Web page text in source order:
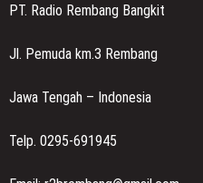
PT. Radio Rembang Bangkit
Jl. Pemuda km.3 Rembang
Jawa Tengah – Indonesia
Telp. 0295-691945